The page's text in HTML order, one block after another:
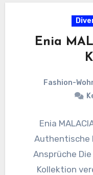
Enia
Fashion-
Enia
Authentische
Ansprüche Die
Kollektion